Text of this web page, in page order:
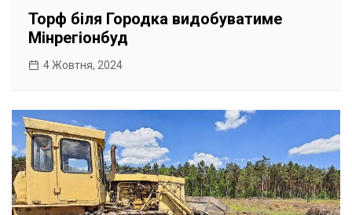
Торф біля Городка видобуватиме
Мінрегіонбуд
4 Жовтня, 2024